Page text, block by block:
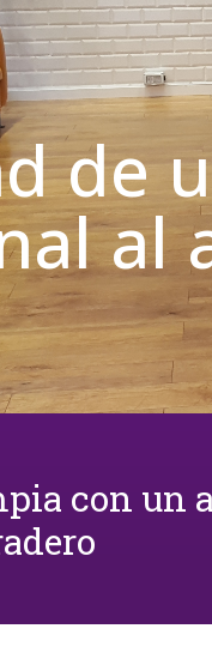
de
al
con un